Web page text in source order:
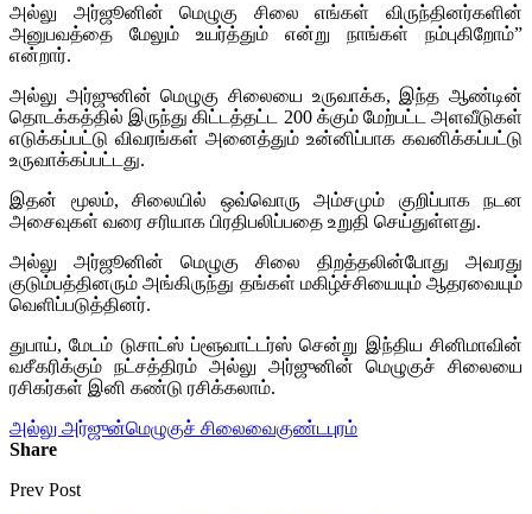
அல்லு அர்ஜூனின் மெழுகு சிலை எங்கள் விருந்தினர்களின்
அனுபவத்தை மேலும் உயர்த்தும் என்று நாங்கள் நம்புகிறோம்”
என்றார்.
அல்லு அர்ஜுனின் மெழுகு சிலையை உருவாக்க, இந்த ஆண்டின்
தொடக்கத்தில் இருந்து கிட்டத்தட்ட 200 க்கும் மேற்பட்ட அளவீடுகள்
எடுக்கப்பட்டு விவரங்கள் அனைத்தும் உன்னிப்பாக கவனிக்கப்பட்டு
உருவாக்கப்பட்டது.
இதன் மூலம், சிலையில் ஒவ்வொரு அம்சமும் குறிப்பாக நடன
அசைவுகள் வரை சரியாக பிரதிபலிப்பதை உறுதி செய்துள்ளது.
அல்லு அர்ஜூனின் மெழுகு சிலை திறத்தலின்போது அவரது
குடும்பத்தினரும் அங்கிருந்து தங்கள் மகிழ்ச்சியையும் ஆதரவையும்
வெளிப்படுத்தினர்.
துபாய், மேடம் டுசாட்ஸ் ப்ளூவாட்டர்ஸ் சென்று இந்திய சினிமாவின்
வசீகரிக்கும் நட்சத்திரம் அல்லு அர்ஜுனின் மெழுகுச் சிலையை
ரசிகர்கள் இனி கண்டு ரசிக்கலாம்.
அல்லு அர்ஜுன்மெழுகுச் சிலைவைகுண்டபுரம்
Share
Prev Post